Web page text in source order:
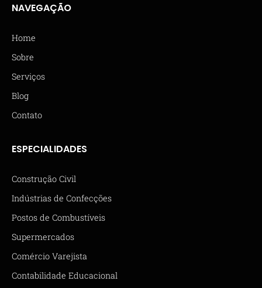
NAVEGAÇÃO
Home
Sobre
Serviços
Blog
Contato
ESPECIALIDADES
Construção Civil
Indústrias de Confecções
Postos de Combustíveis
Supermercados
Comércio Varejista
Contabilidade Educacional